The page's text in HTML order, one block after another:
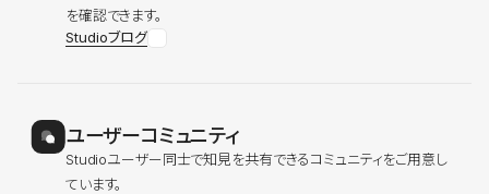
を確認できます。
Studioブログ
ユーザーコミュニティ
Studioユーザー同士で知見を共有できるコミュニティをご用意し
ています。